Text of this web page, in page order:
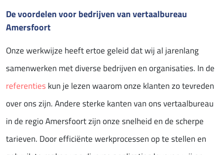
De voordelen voor bedrijven van vertaalbureau
Amersfoort
Onze werkwijze heeft ertoe geleid dat wij al jarenlang
samenwerken met diverse bedrijven en organisaties. In de
referenties kun je lezen waarom onze klanten zo tevreden
over ons zijn. Andere sterke kanten van ons vertaalbureau
in de regio Amersfoort zijn onze snelheid en de scherpe
tarieven. Door efficiënte werkprocessen op te stellen en